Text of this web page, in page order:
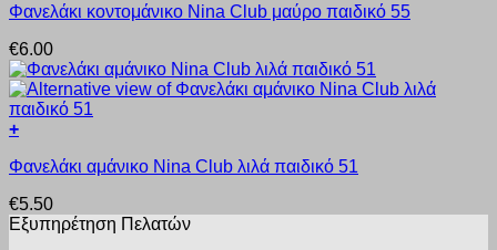
να
στη
σελίδα
του
προϊόντος
το
έχει
πολλαπλές
παραλλαγές.
Οι
επιλογές
να
στη
σελίδα
Φανελάκι κοντομάνικο Nina Club μαύρο παιδικό 55
€6.00
+
το
έχει
πολλαπλές
Φανελάκι αμάνικο Nina Club λιλά παιδικό 51
€5.50
Εξυπηρέτηση Πελατών